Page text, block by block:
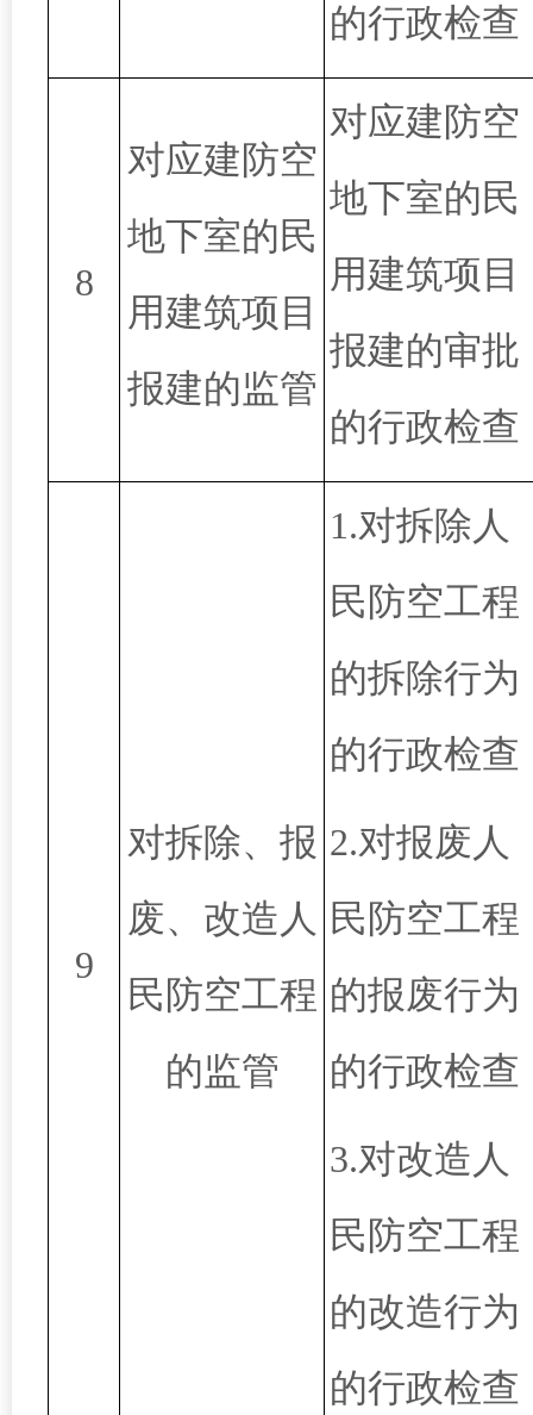
的行政检查
8
对应建防空
地下室的民
用建筑项目
报建的监管
对应建防空
地下室的民
用建筑项目
报建的审批
的行政检查
9
对拆除、报
废、改造人
民防空工程
的监管
1.对拆除人
民防空工程
的拆除行为
的行政检查
2.对报废人
民防空工程
的报废行为
的行政检查
3.对改造人
民防空工程
的改造行为
的行政检查